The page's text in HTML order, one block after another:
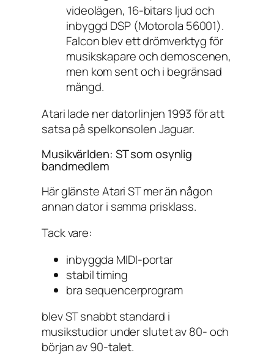
videolägen, 16-bitars ljud och
inbyggd DSP (Motorola 56001).
Falcon blev ett drömverktyg för
musikskapare och demoscenen,
men kom sent och i begränsad
mängd.
Atari lade ner datorlinjen 1993 för att
satsa på spelkonsolen Jaguar.
Musikvärlden: ST som osynlig
bandmedlem
Här glänste Atari ST mer än någon
annan dator i samma prisklass.
Tack vare:
inbyggda MIDI-portar
stabil timing
bra sequencerprogram
blev ST snabbt standard i
musikstudior under slutet av 80- och
början av 90-talet.